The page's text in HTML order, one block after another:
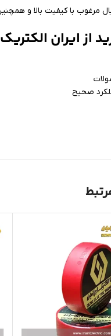
مرغوب با کیفیت بالا و
از ایران الکتریک
صحیح